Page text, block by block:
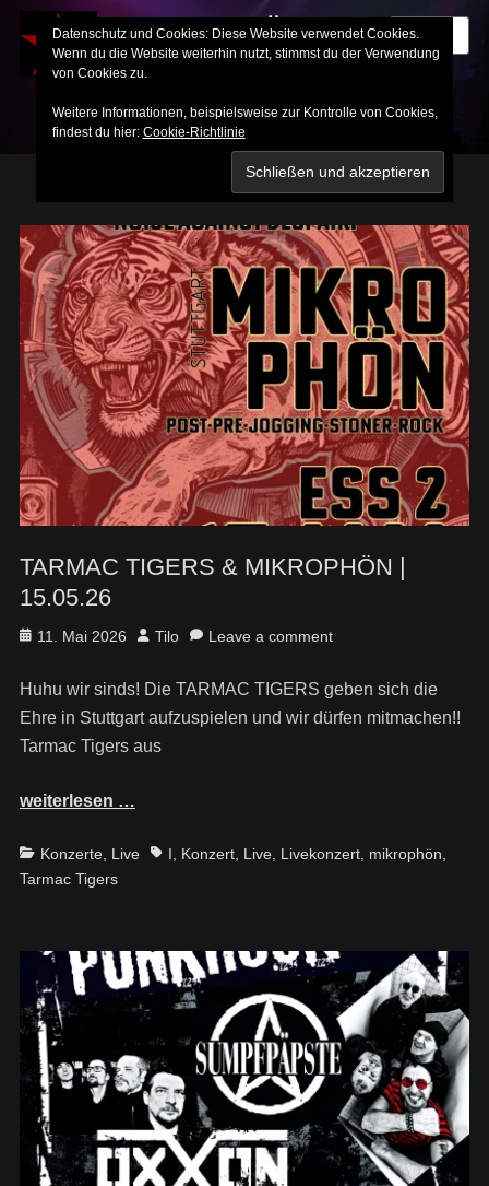
MIKROPHÖN
Für Nazis und andere Arschlöcher verboten!
MENU
TARMAC TIGERS & MIKROPHÖN |
15.05.26
Posted
11. Mai 2026 Author
Tilo Leave a comment
Huhu wir sinds! Die TARMAC TIGERS geben sich die
Ehre in Stuttgart aufzuspielen und wir dürfen mitmachen!!
Tarmac Tigers aus
weiterlesen …
Categories
Konzerte, Live Tags
I, Konzert, Live, Livekonzert, mikrophön,
Tarmac Tigers
Datenschutz und Cookies: Diese Website verwendet Cookies.
Wenn du die Website weiterhin nutzt, stimmst du der Verwendung
von Cookies zu.
Weitere Informationen, beispielsweise zur Kontrolle von Cookies,
findest du hier: Cookie-Richtlinie